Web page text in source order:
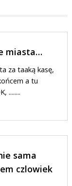
miasta…
za taaką kasę,
a tu
........
sama
czlowiek